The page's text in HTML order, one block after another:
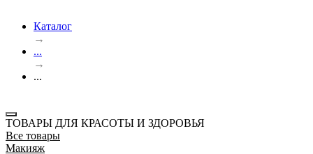
Каталог
→
...
→
...
ТОВАРЫ ДЛЯ КРАСОТЫ И ЗДОРОВЬЯ
Все товары
Макияж